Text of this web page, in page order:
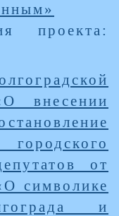
проекта:
внесении
от
символике
и